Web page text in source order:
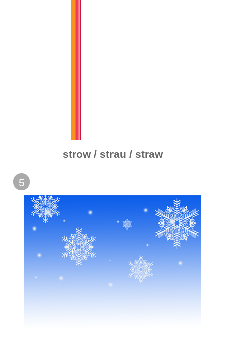
strow / strau / straw
5